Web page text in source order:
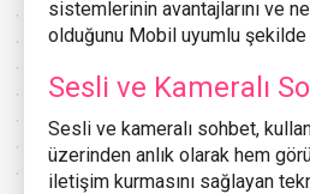
sistemlerinin avantajlarını ve
olduğunu Mobil uyumlu şekilde
Sesli ve Kameralı
Sesli ve kameralı sohbet,
üzerinden anlık olarak hem
iletişim kurmasını sağlayan